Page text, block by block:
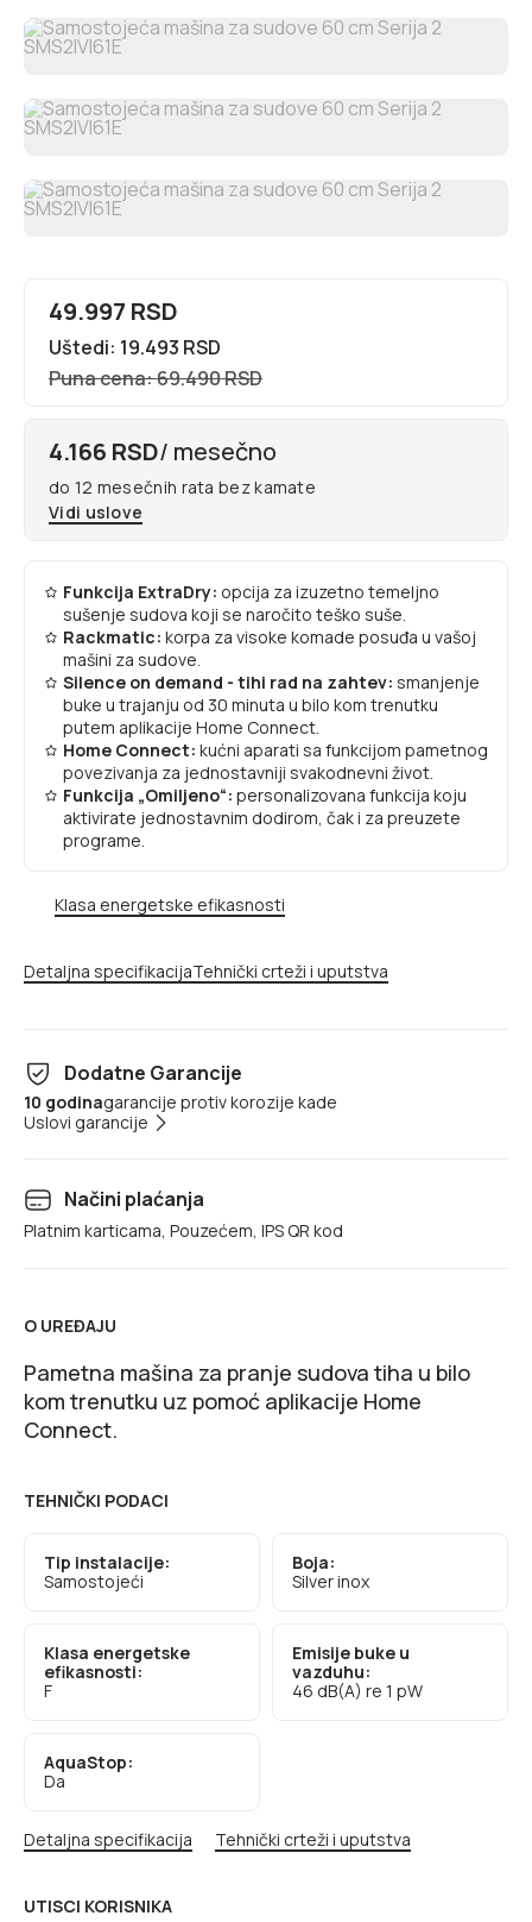
49.997 RSD
Uštedi: 19.493 RSD
Puna cena: 69.490 RSD
4.166 RSD/ mesečno
do 12 mesečnih rata bez kamate
Vidi uslove
Funkcija ExtraDry: opcija za izuzetno temeljno
sušenje sudova koji se naročito teško suše.
Rackmatic: korpa za visoke komade posuđa u vašoj
mašini za sudove.
Silence on demand - tihi rad na zahtev: smanjenje
buke u trajanju od 30 minuta u bilo kom trenutku
putem aplikacije Home Connect.
Home Connect: kućni aparati sa funkcijom pametnog
povezivanja za jednostavniji svakodnevni život.
Funkcija „Omiljeno“: personalizovana funkcija koju
aktivirate jednostavnim dodirom, čak i za preuzete
programe.
Klasa energetske efikasnosti
Detaljna specifikacijaTehnički crteži i uputstva
Dodatne Garancije
10 godinagarancije protiv korozije kade
Uslovi garancije
Načini plaćanja
Platnim karticama, Pouzećem, IPS QR kod
O UREĐAJU
Pametna mašina za pranje sudova tiha u bilo
kom trenutku uz pomoć aplikacije Home
Connect.
TEHNIČKI PODACI
Tip instalacije:
Samostojeći
Boja:
Silver inox
Klasa energetske
efikasnosti:
F
Emisije buke u
vazduhu:
46 dB(A) re 1 pW
AquaStop:
Da
Detaljna specifikacija Tehnički crteži i uputstva
UTISCI KORISNIKA